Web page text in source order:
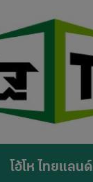
โอ้โห ไทยแลนด์